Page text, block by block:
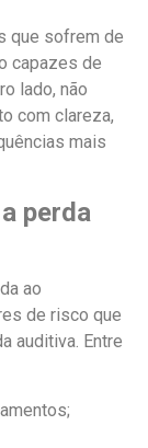
que sofrem de
capazes de
lado, não
com clareza,
mais
perda
ao
de risco que
auditiva. Entre